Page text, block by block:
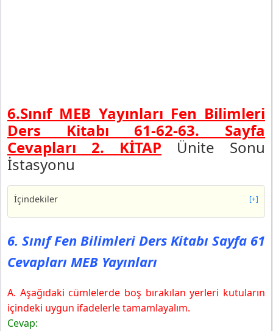
6.Sınıf MEB Yayınları Fen Bilimleri
Ders Kitabı 61-62-63. Sayfa
Cevapları 2. KİTAP Ünite Sonu
İstasyonu
İçindekiler [+]
6. Sınıf Fen Bilimleri Ders Kitabı Sayfa 61 Cevapları
MEB Yayınları
6. Sınıf Fen Bilimleri Ders Kitabı Sayfa 62 Cevapları
MEB Yayınları
MEB Yayınları
6. Sınıf Fen Bilimleri Ders Kitabı Sayfa 61
Cevapları MEB Yayınları
A. Aşağıdaki cümlelerde boş bırakılan yerleri kutuların
içindeki uygun ifadelerle tamamlayalım.
Cevap: